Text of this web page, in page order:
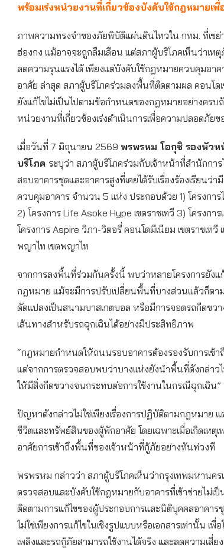
พร้อมเร่งหน่วยงานที่เกี่ยวข้องบังคับใช้กฎหมายเ
ภาพความทรงจำของภัยพิบัติแผ่นดินไหวใน กทม. ที่เข
ฮ่องกง แม้อาจจะถูกลืมเลือน แต่สภาผู้บริโภคเห็นว่าเห
ลดความรุนแรงได้ เพียงแต่บังคับใช้กฏหมายควบคุมอา
อาศัย ล่าสุด สภาผู้บริโภคร่วมลงพื้นที่ติดตามผล คอนโด
ยังแก้ไขไม่เป็นไปตามข้อกำหนดของกฎหมายอย่างครบ
หน่วยงานที่เกี่ยวข้องเร่งดำเนินการเพื่อความปลอดภัยข
เมื่อวันที่ 7 มิถุนายน 2569 พรพรหม โอกุชิ รองหัว
บริโภค ระบุว่า สภาผู้บริโภคร่วมกับเจ้าหน้าที่สำนักกา
สอบอาคารชุดและอาคารสูงที่เคยได้รับเรื่องร้องเรียนว่
ควบคุมอาคาร จำนวน 5 แห่ง ประกอบด้วย 1) โครงการ
2) โครงการ Life Asoke Hype เขตราชเทวี 3) โครงก
โครงการ Aspire วิภา-วิตอรี่ คอนโดมีเนียม เขตราชเทวี
พญาไท เขตพญาไท
จากการลงพื้นที่ร่วมกันครั้งนี้ พบว่าหลายโครงการยัง
กฎหมาย แม้จะมีการปรับเปลี่ยนพื้นที่บางส่วนแล้วก็ตา
ดัดแปลงเป็นสนามบาสเกตบอล หรือมีการจอดรถกีดขว
เส้นทางสำหรับรถฉุกเฉินได้อย่างมีประสิทธิภาพ
“กฎหมายกำหนดให้ถนนรอบอาคารต้องรองรับการเข้า
แต่จากการตรวจสอบพบว่าบางแห่งยังนำพื้นที่ดังกล่า
ให้มีสิ่งกีดขวางจนกระทบต่อการใช้งานในกรณีฉุกเฉิน
ปัญหาดังกล่าวไม่ใช่เพียงเรื่องการปฏิบัติตามกฎหมาย
ชีวิตและทรัพย์สินของผู้พักอาศัย โดยเฉพาะเมื่อเกิดเห
อาศัยการเข้าถึงพื้นที่ของเจ้าหน้าที่กู้ภัยอย่างทันท่วงที
พรพรหม กล่าวว่า สภาผู้บริโภคเห็นว่ากรุงเทพมหานคร
ตรวจสอบและบังคับใช้กฎหมายกับอาคารที่เข้าข่ายไม่เ
ติดตามการแก้ไขของผู้ประกอบการและนิติบุคคลอาคาร
ไม่ใช่เพียงการแก้ไขในเชิงรูปแบบหรือเอกสารเท่านั้น เ
เพลิงและรถกู้ภัยสามารถใช้งานได้จริง และลดความเ